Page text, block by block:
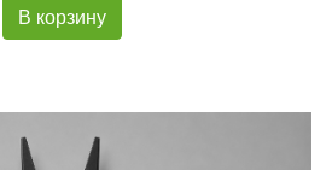
В корзину